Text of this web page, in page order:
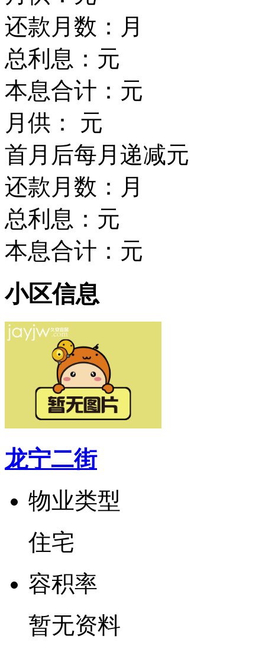
还款月数： 月
总利息： 元
本息合计： 元
月供：
元
首月后每月递减元
还款月数： 月
总利息： 元
本息合计： 元
小区信息
龙宁二街
物业类型
住宅
容积率
暂无资料